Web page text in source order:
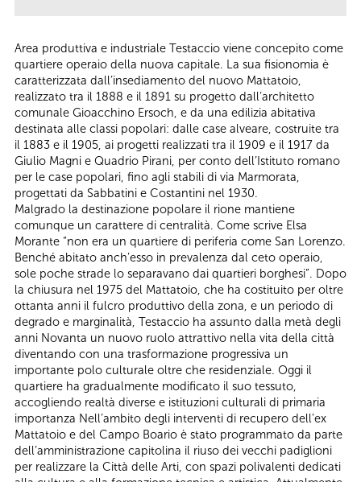
Area produttiva e industriale Testaccio viene concepito come
quartiere operaio della nuova capitale. La sua fisionomia è
caratterizzata dall’insediamento del nuovo Mattatoio,
realizzato tra il 1888 e il 1891 su progetto dall’architetto
comunale Gioacchino Ersoch, e da una edilizia abitativa
destinata alle classi popolari: dalle case alveare, costruite tra
il 1883 e il 1905, ai progetti realizzati tra il 1909 e il 1917 da
Giulio Magni e Quadrio Pirani, per conto dell’Istituto romano
per le case popolari, fino agli stabili di via Marmorata,
progettati da Sabbatini e Costantini nel 1930.
Malgrado la destinazione popolare il rione mantiene
comunque un carattere di centralità. Come scrive Elsa
Morante “non era un quartiere di periferia come San Lorenzo.
Benché abitato anch’esso in prevalenza dal ceto operaio,
sole poche strade lo separavano dai quartieri borghesi”. Dopo
la chiusura nel 1975 del Mattatoio, che ha costituito per oltre
ottanta anni il fulcro produttivo della zona, e un periodo di
degrado e marginalità, Testaccio ha assunto dalla metà degli
anni Novanta un nuovo ruolo attrattivo nella vita della città
diventando con una trasformazione progressiva un
importante polo culturale oltre che residenziale. Oggi il
quartiere ha gradualmente modificato il suo tessuto,
accogliendo realtà diverse e istituzioni culturali di primaria
importanza Nell’ambito degli interventi di recupero dell’ex
Mattatoio e del Campo Boario è stato programmato da parte
dell’amministrazione capitolina il riuso dei vecchi padiglioni
per realizzare la Città delle Arti, con spazi polivalenti dedicati